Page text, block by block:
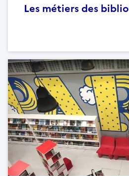
Les métiers des